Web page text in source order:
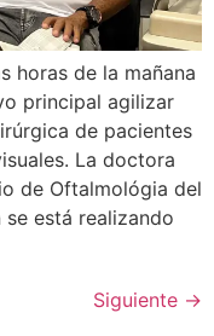
horas de la mañana
principal agilizar
de pacientes
La doctora
de Oftalmológia del
está realizando
Siguiente →